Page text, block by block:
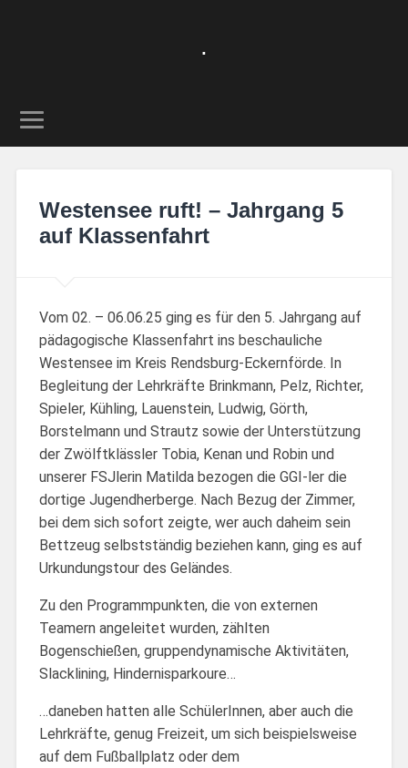
.
Westensee ruft! – Jahrgang 5
auf Klassenfahrt
Vom 02. – 06.06.25 ging es für den 5. Jahrgang auf
pädagogische Klassenfahrt ins beschauliche
Westensee im Kreis Rendsburg-Eckernförde. In
Begleitung der Lehrkräfte Brinkmann, Pelz, Richter,
Spieler, Kühling, Lauenstein, Ludwig, Görth,
Borstelmann und Strautz sowie der Unterstützung
der Zwölftklässler Tobia, Kenan und Robin und
unserer FSJlerin Matilda bezogen die GGI-ler die
dortige Jugendherberge. Nach Bezug der Zimmer,
bei dem sich sofort zeigte, wer auch daheim sein
Bettzeug selbstständig beziehen kann, ging es auf
Urkundungstour des Geländes.
Zu den Programmpunkten, die von externen
Teamern angeleitet wurden, zählten
Bogenschießen, gruppendynamische Aktivitäten,
Slacklining, Hindernisparkoure…
…daneben hatten alle SchülerInnen, aber auch die
Lehrkräfte, genug Freizeit, um sich beispielsweise
auf dem Fußballplatz oder dem